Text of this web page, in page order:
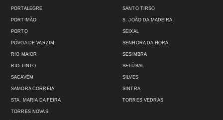
PORTALEGRE
PORTIMÃO
PORTO
PÓVOA DE VARZIM
RIO MAIOR
RIO TINTO
SACAVÉM
SAMORA CORREIA
STA. MARIA DA FEIRA
SANTO TIRSO
S. JOÃO DA MADEIRA
SEIXAL
SENHORA DA HORA
SESIMBRA
SETÚBAL
SILVES
SINTRA
TORRES VEDRAS
TORRES NOVAS